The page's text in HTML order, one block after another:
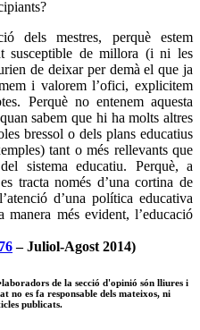
dels mestres, perquè estem
susceptible de millora (i ni les
de deixar per demà el que ja
i valorem l’ofici, explicitem
Perquè no entenem aquesta
sabem que hi ha molts altres
bressol o dels plans educatius
tant o més rellevants que
sistema educatiu. Perquè, a
tracta només d’una cortina de
d’una política educativa
manera més evident, l’educació
– Juliol-Agost 2014)
de la secció d'opinió són lliures i
no es fa responsable dels mateixos, ni
publicats.